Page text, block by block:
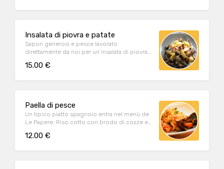
Insalata di piovra e patate
Sapori generosi e pesce lavorato
direttamente da noi per un’insalata di piovra
15.00 €
Paella di pesce
Un tipico piatto spagnolo entra nel menù de
Le Papere. Riso cotto con brodo di cozze e
giallo caldo, condito con calamari, gamberi,
12.00 €